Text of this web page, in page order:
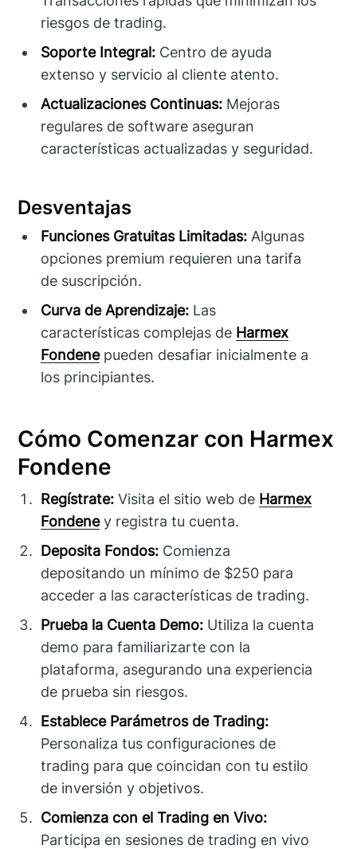
riesgos de trading.
Soporte Integral: Centro de ayuda
extenso y servicio al cliente atento.
Actualizaciones Continuas: Mejoras
regulares de software aseguran
características actualizadas y seguridad.
Desventajas
Funciones Gratuitas Limitadas: Algunas
opciones premium requieren una tarifa
de suscripción.
Curva de Aprendizaje: Las
características complejas de Harmex
Fondenepueden desafiar inicialmente a
los principiantes.
Cómo Comenzar con Harmex
Fondene
Regístrate: Visita el sitio web de Harmex
Fondeney registra tu cuenta.
Deposita Fondos: Comienza
depositando un mínimo de $250 para
acceder a las características de trading.
Prueba la Cuenta Demo: Utiliza la cuenta
demo para familiarizarte con la
plataforma, asegurando una experiencia
de prueba sin riesgos.
Establece Parámetros de Trading:
Personaliza tus configuraciones de
trading para que coincidan con tu estilo
de inversión y objetivos.
Comienza con el Trading en Vivo:
Participa en sesiones de trading en vivo